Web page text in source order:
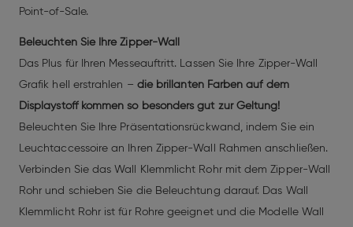
Point-of-Sale.
Beleuchten Sie Ihre Zipper-Wall
Das Plus für Ihren Messeauftritt. Lassen Sie Ihre Zipper-Wall
Grafik hell erstrahlen – die brillanten Farben auf dem
Displaystoff kommen so besonders gut zur Geltung!
Beleuchten Sie Ihre Präsentationsrückwand, indem Sie ein
Leuchtaccessoire an Ihren Zipper-Wall Rahmen anschließen.
Verbinden Sie das Wall Klemmlicht Rohr mit dem Zipper-Wall
Rohr und schieben Sie die Beleuchtung darauf. Das Wall
Klemmlicht Rohr ist für Rohre geeignet und die Modelle Wall